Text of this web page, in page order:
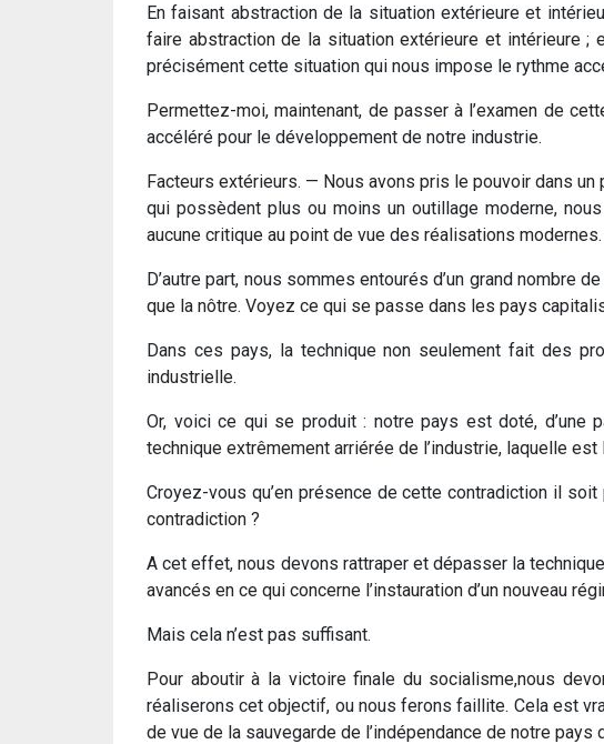
En faisant abstraction de la situation extérieure et
faire abstraction de la situation extérieure et intérieure ;
précisément cette situation qui nous impose le rythme
Permettez-moi, maintenant, de passer à l’examen de
accéléré pour le développement de notre industrie.
Facteurs extérieurs. — Nous avons pris le pouvoir dans
qui possèdent plus ou moins un outillage moderne,
aucune critique au point de vue des réalisations modernes.
D’autre part, nous sommes entourés d’un grand
que la nôtre. Voyez ce qui se passe dans les pays
Dans ces pays, la technique non seulement fait des
industrielle.
Or, voici ce qui se produit : notre pays est doté, d’une
technique extrêmement arriérée de l’industrie, laquelle
Croyez-vous qu’en présence de cette contradiction il
contradiction ?
A cet effet, nous devons rattraper et dépasser la
avancés en ce qui concerne l’instauration d’un nouveau
Mais cela n’est pas suffisant.
Pour aboutir à la victoire finale du socialisme,nous
réaliserons cet objectif, ou nous ferons faillite. Cela est
de vue de la sauvegarde de l’indépendance de notre pays